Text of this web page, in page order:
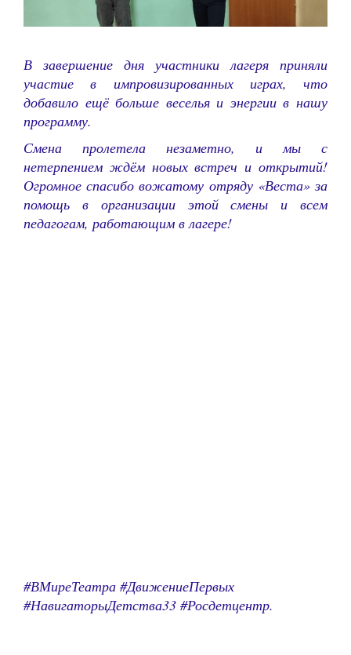
В завершение дня участники лагеря приняли
участие в импровизированных играх, что
добавило ещё больше веселья и энергии в нашу
программу.
Смена пролетела незаметно, и мы с
нетерпением ждём новых встреч и открытий!
Огромное спасибо вожатому отряду «Веста» за
помощь в организации этой смены и всем
педагогам, работающим в лагере!
#ВМиреТеатра #ДвижениеПервых
#НавигаторыДетства33 #Росдетцентр.